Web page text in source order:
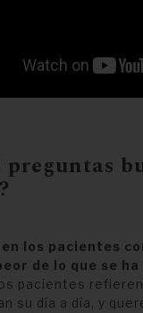
preguntas
los pacientes
de lo que se
pacientes
su día a día, y